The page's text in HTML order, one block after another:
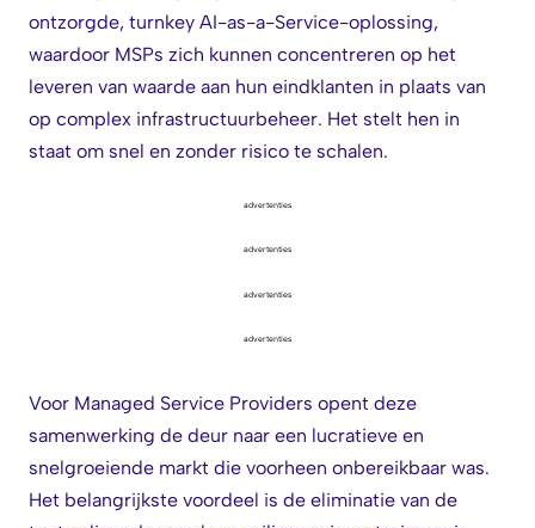
ontzorgde, turnkey AI-as-a-Service-oplossing,
waardoor MSPs zich kunnen concentreren op het
leveren van waarde aan hun eindklanten in plaats van
op complex infrastructuurbeheer. Het stelt hen in
staat om snel en zonder risico te schalen.
advertenties
advertenties
advertenties
advertenties
Voor Managed Service Providers opent deze
samenwerking de deur naar een lucratieve en
snelgroeiende markt die voorheen onbereikbaar was.
Het belangrijkste voordeel is de eliminatie van de